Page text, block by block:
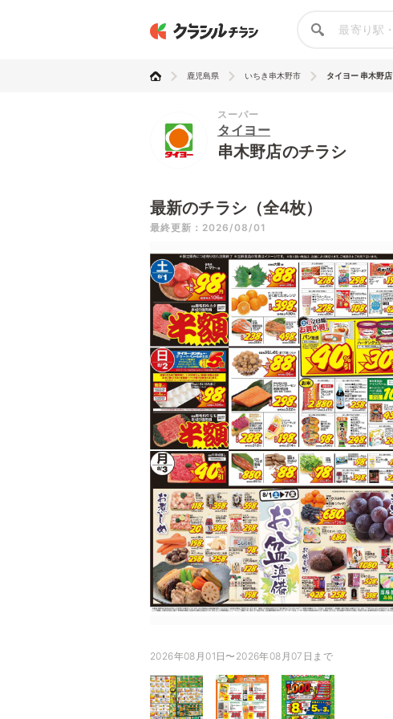
鹿児島県 いちき串木野市 タイヨー 串木野店
スーパー
タイヨー
串木野店のチラシ
最新のチラシ（全4枚）
最終更新：2026/08/01
2026年08月01日〜2026年08月07日まで